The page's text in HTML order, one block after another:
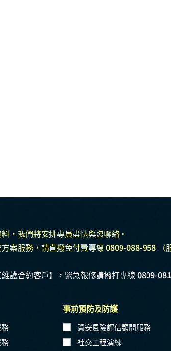
，我們將安排專員盡快與您聯絡。
案服務，請直撥免付費專線 0809-088-958
護合約客戶】，緊急報修請撥打專線 0809-
事前預防及防護
資安風險評估顧問服務
社交工程演練